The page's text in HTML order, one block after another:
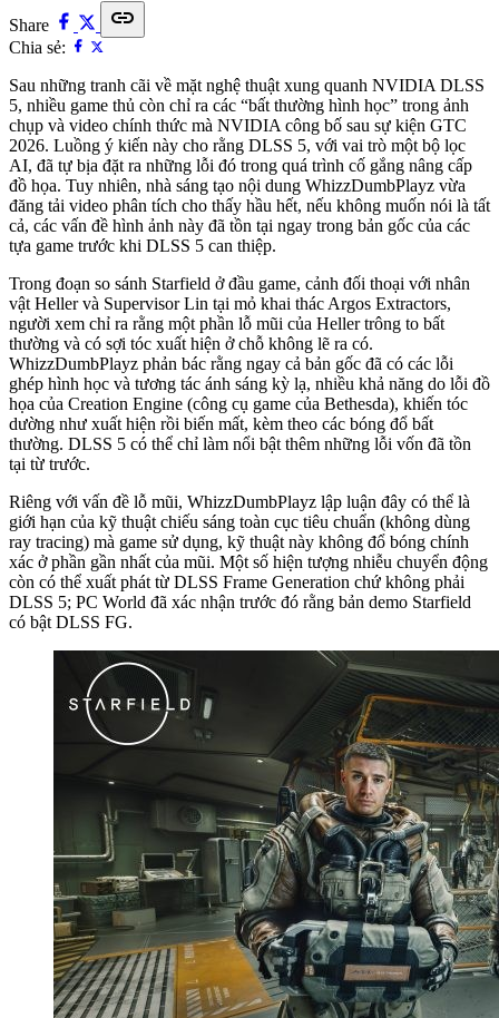
Share link
Chia sẻ:
Sau những tranh cãi về mặt nghệ thuật xung quanh NVIDIA DLSS
5, nhiều game thủ còn chỉ ra các “bất thường hình học” trong ảnh
chụp và video chính thức mà NVIDIA công bố sau sự kiện GTC
2026. Luồng ý kiến này cho rằng DLSS 5, với vai trò một bộ lọc
AI, đã tự bịa đặt ra những lỗi đó trong quá trình cố gắng nâng cấp
đồ họa. Tuy nhiên, nhà sáng tạo nội dung WhizzDumbPlayz vừa
đăng tải video phân tích cho thấy hầu hết, nếu không muốn nói là tất
cả, các vấn đề hình ảnh này đã tồn tại ngay trong bản gốc của các
tựa game trước khi DLSS 5 can thiệp.
Trong đoạn so sánh Starfield ở đầu game, cảnh đối thoại với nhân
vật Heller và Supervisor Lin tại mỏ khai thác Argos Extractors,
người xem chỉ ra rằng một phần lỗ mũi của Heller trông to bất
thường và có sợi tóc xuất hiện ở chỗ không lẽ ra có.
WhizzDumbPlayz phản bác rằng ngay cả bản gốc đã có các lỗi
ghép hình học và tương tác ánh sáng kỳ lạ, nhiều khả năng do lỗi đồ
họa của Creation Engine (công cụ game của Bethesda), khiến tóc
dường như xuất hiện rồi biến mất, kèm theo các bóng đổ bất
thường. DLSS 5 có thể chỉ làm nổi bật thêm những lỗi vốn đã tồn
tại từ trước.
Riêng với vấn đề lỗ mũi, WhizzDumbPlayz lập luận đây có thể là
giới hạn của kỹ thuật chiếu sáng toàn cục tiêu chuẩn (không dùng
ray tracing) mà game sử dụng, kỹ thuật này không đổ bóng chính
xác ở phần gần nhất của mũi. Một số hiện tượng nhiễu chuyển động
còn có thể xuất phát từ DLSS Frame Generation chứ không phải
DLSS 5; PC World đã xác nhận trước đó rằng bản demo Starfield
có bật DLSS FG.